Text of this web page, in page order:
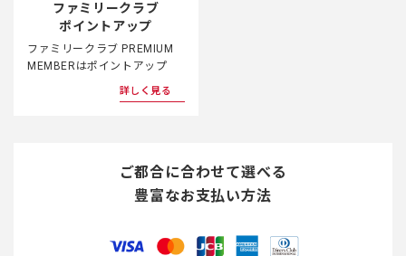
ファミリークラブ
ポイントアップ
ファミリークラブ PREMIUM
MEMBERはポイントアップ
詳しく見る
ご都合に合わせて選べる
豊富なお支払い方法